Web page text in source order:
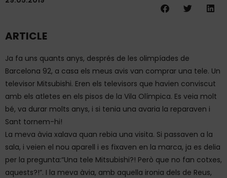
ARTICLE
Ja fa uns quants anys, després de les olimpíades de
Barcelona 92, a casa els meus avis van comprar una tele. Un
televisor Mitsubishi. Eren els televisors que havien conviscut
amb els atletes en els pisos de la Vila Olímpica. Es veia molt
bé, va durar molts anys, i si tenia una avaria la reparaven i
Sant tornem-hi!
La meva àvia xalava quan rebia una visita. Si passaven a la
sala, i veien el nou aparell i es fixaven en la marca, ja es delia
per la pregunta:“Una tele Mitsubishi?! Però que no fan cotxes,
aquests?!”. I la meva àvia, amb aquella ironia dels de Reus,